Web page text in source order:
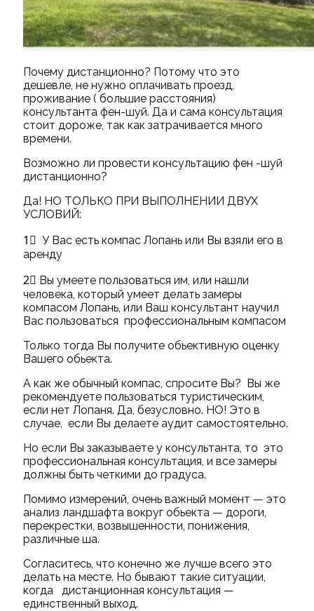
Почему дистанционно? Потому что это
дешевле, не нужно оплачивать проезд,
проживание ( большие расстояния)
консультанта фен-шуй. Да и сама консультация
стоит дороже, так как затрачивается много
времени.
Возможно ли провести консультацию фен -шуй
дистанционно?
Да! НО ТОЛЬКО ПРИ ВЫПОЛНЕНИИ ДВУХ
УСЛОВИЙ:
1⃣ У Вас есть компас Лопань или Вы взяли его в
аренду
2⃣ Вы умеете пользоваться им, или нашли
человека, который умеет делать замеры
компасом Лопань, или Ваш консультант научил
Вас пользоваться профессиональным компасом
Только тогда Вы получите обьективную оценку
Вашего обьекта.
А как же обычный компас, спросите Вы? Вы же
рекомендуете пользоваться туристическим,
если нет Лопаня. Да, безусловно. НО! Это в
случае, если Вы делаете аудит самостоятельно.
Но если Вы заказываете у консультанта, то это
профессиональная консультация, и все замеры
должны быть четкими до градуса.
Помимо измерений, очень важный момент — это
анализ ландшафта вокруг обьекта — дороги,
перекрестки, возвышенности, понижения,
различные ша.
Согласитесь, что конечно же лучше всего это
делать на месте. Но бывают такие ситуации,
когда дистанционная консультация —
единственный выход.